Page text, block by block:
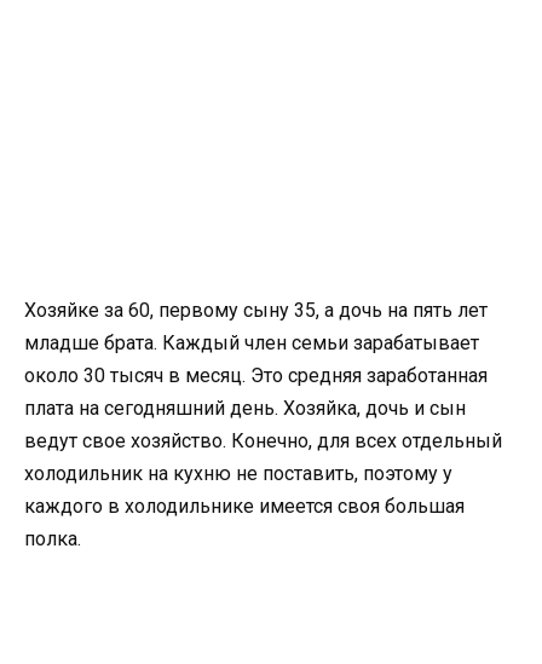
Хозяйке за 60, первому сыну 35, а дочь на пять лет
младше брата. Каждый член семьи зарабатывает
около 30 тысяч в месяц. Это средняя заработанная
плата на сегодняшний день. Хозяйка, дочь и сын
ведут свое хозяйство. Конечно, для всех отдельный
холодильник на кухню не поставить, поэтому у
каждого в холодильнике имеется своя большая
полка.